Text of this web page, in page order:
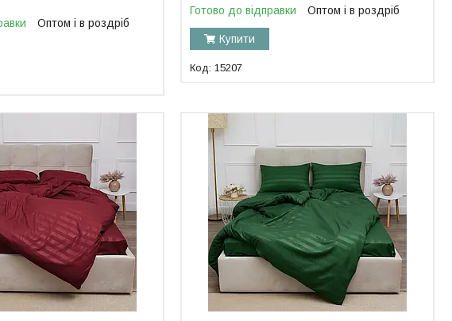
Оптом і в роздріб
Готово до відправки Оптом і в роздріб
Купити
15207